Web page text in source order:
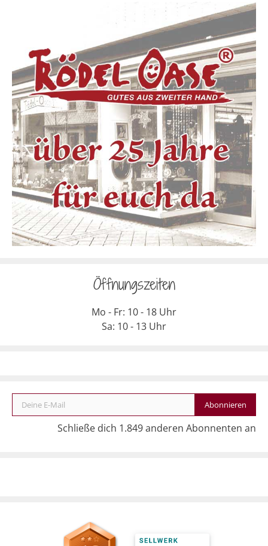
Öffnungszeiten
Mo - Fr: 10 - 18 Uhr
Sa: 10 - 13 Uhr
Deine E-Mail
Abonnieren
Schließe dich 1.849 anderen Abonnenten an